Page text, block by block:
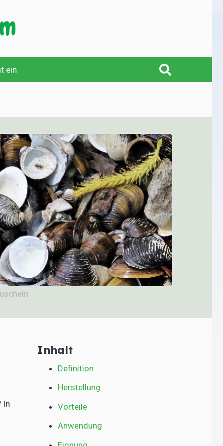
ein
In
Inhalt
Definition
Herstellung
Vorteile
Anwendung